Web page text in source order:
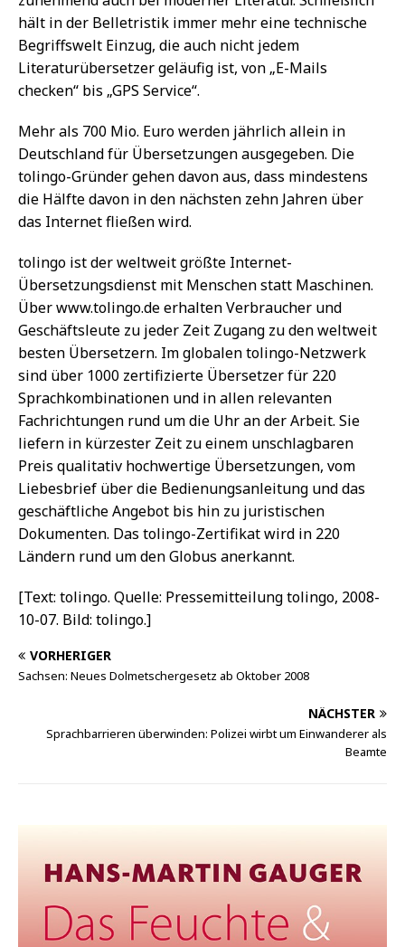
hält in der Belletristik immer mehr eine technische
Begriffswelt Einzug, die auch nicht jedem
Literaturübersetzer geläufig ist, von „E-Mails
checken“ bis „GPS Service“.
Mehr als 700 Mio. Euro werden jährlich allein in
Deutschland für Übersetzungen ausgegeben. Die
tolingo-Gründer gehen davon aus, dass mindestens
die Hälfte davon in den nächsten zehn Jahren über
das Internet fließen wird.
tolingo ist der weltweit größte Internet-
Übersetzungsdienst mit Menschen statt Maschinen.
Über www.tolingo.de erhalten Verbraucher und
Geschäftsleute zu jeder Zeit Zugang zu den weltweit
besten Übersetzern. Im globalen tolingo-Netzwerk
sind über 1000 zertifizierte Übersetzer für 220
Sprachkombinationen und in allen relevanten
Fachrichtungen rund um die Uhr an der Arbeit. Sie
liefern in kürzester Zeit zu einem unschlagbaren
Preis qualitativ hochwertige Übersetzungen, vom
Liebesbrief über die Bedienungsanleitung und das
geschäftliche Angebot bis hin zu juristischen
Dokumenten. Das tolingo-Zertifikat wird in 220
Ländern rund um den Globus anerkannt.
[Text: tolingo. Quelle: Pressemitteilung tolingo, 2008-
10-07. Bild: tolingo.]
VORHERIGER
Sachsen: Neues Dolmetschergesetz ab Oktober 2008
NÄCHSTER
Sprachbarrieren überwinden: Polizei wirbt um Einwanderer als
Beamte